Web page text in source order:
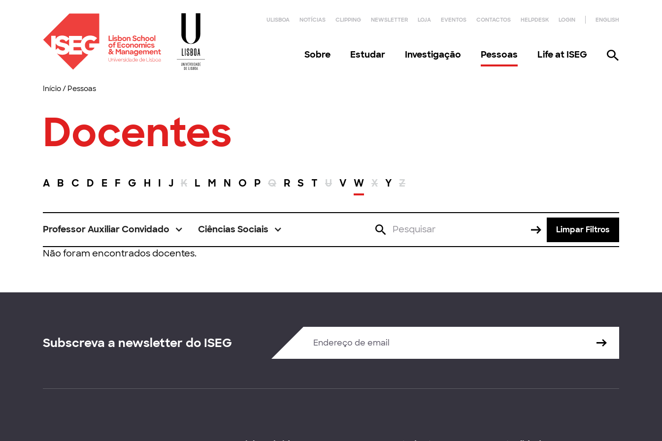
ULISBOA NOTÍCIAS CLIPPING NEWSLETTER LOJA EVENTOS CONTACTOS HELPDESK LOGIN ENGLISH
Sobre Estudar Investigação Pessoas Life at ISEG
Início/ Pessoas
Docentes
A B C D E F G H I J K L M N O P Q R S T U V W X Y Z
Professor Auxiliar Convidado Ciências Sociais Limpar Filtros
Não foram encontrados docentes.
Subscreva a newsletter do ISEG